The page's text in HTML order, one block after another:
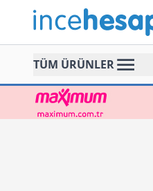
Incehesap
TÜM ÜRÜNLER